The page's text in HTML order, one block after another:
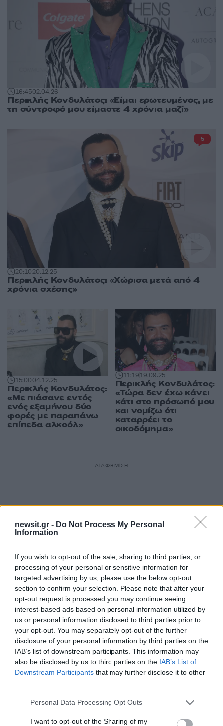
newsit.gr - Do Not Process My Personal
Information
If you wish to opt-out of the sale, sharing to third parties, or
processing of your personal or sensitive information for
targeted advertising by us, please use the below opt-out
section to confirm your selection. Please note that after your
opt-out request is processed you may continue seeing
interest-based ads based on personal information utilized by
us or personal information disclosed to third parties prior to
your opt-out. You may separately opt-out of the further
disclosure of your personal information by third parties on the
IAB’s list of downstream participants. This information may
also be disclosed by us to third parties on the IAB’s List of
Downstream Participants that may further disclose it to other
Please note that this website/app uses one or more Google
not limited to your visit or usage behaviour. You may click to
Personal Data Processing Opt Outs
I want to opt-out of the Sharing of my
16:4502.04.26
Περικλής Κονδυλάτος: «Είμαι ερωτευμένος, με
τη σύντροφό μου είμαστε 4 χρόνια μαζί»
20:1020.12.25
Περικλής Κονδυλάτος: «Χώρισα μετά από 4
χρόνια σχέσης»
5
15:0004.12.25
Περικλής Κονδυλάτος:
«Με πιάσανε εντός
ενός εξαμήνου δύο
φορές με παραπάνω
επίπεδα αλκοόλ»
11:1919.09.25
Περικλής Κονδυλάτος:
«Τώρα δεν έχω κάνει
κάτι στο πρόσωπό μου
και νομίζω ότι
καταρρέει το
οικοδόμημα»
ΔΙΑΦΗΜΙΣΗ